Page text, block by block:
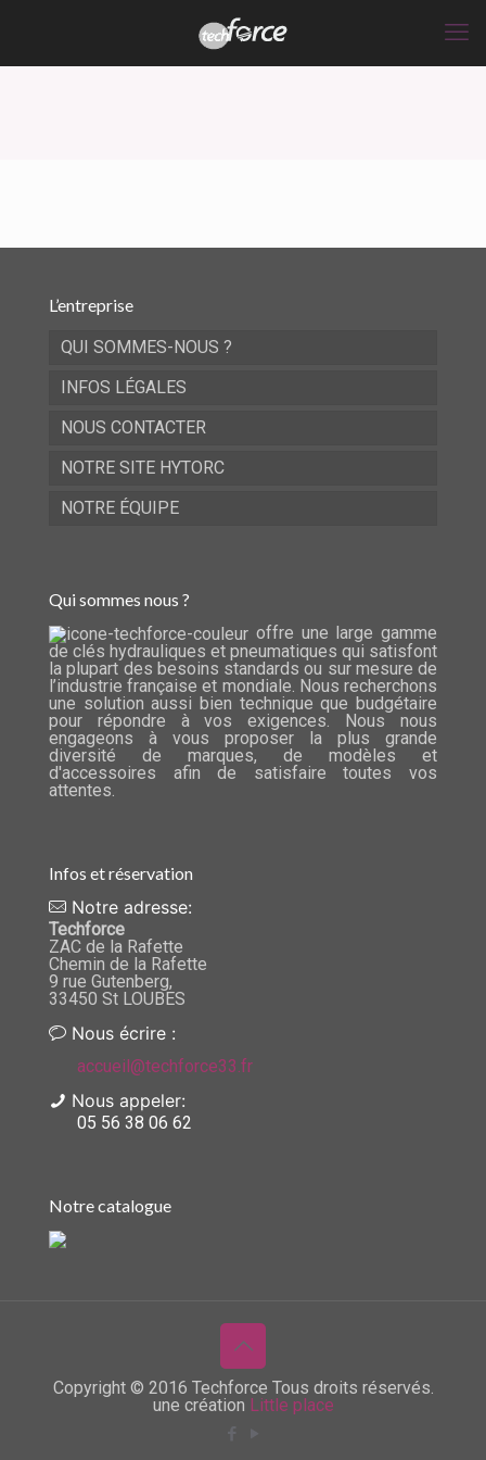
L’entreprise
QUI SOMMES-NOUS ?
INFOS LÉGALES
NOUS CONTACTER
NOTRE SITE HYTORC
NOTRE ÉQUIPE
Qui sommes nous ?
offre une large gamme
de clés hydrauliques et pneumatiques qui satisfont
la plupart des besoins standards ou sur mesure de
l’industrie française et mondiale. Nous recherchons
une solution aussi bien technique que budgétaire
pour répondre à vos exigences. Nous nous
engageons à vous proposer la plus grande
diversité de marques, de modèles et
d'accessoires afin de satisfaire toutes vos
attentes.
Infos et réservation
Notre adresse:
Techforce
ZAC de la Rafette
Chemin de la Rafette
9 rue Gutenberg,
33450 St LOUBES
Nous écrire :
accueil@techforce33.fr
Nous appeler:
05 56 38 06 62
Notre catalogue
Copyright © 2016 Techforce Tous droits réservés.
une création Little place